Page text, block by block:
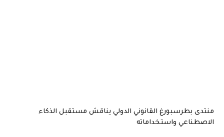
بطرسبورغ القانوني الدولي يناقش مستقبل الذكاء
واستخداماته